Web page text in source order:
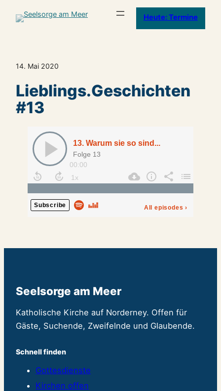
Heute: Termine
14. Mai 2020
Lieblings.Geschichten
#13
Seelsorge am Meer
Katholische Kirche auf Norderney. Offen für
Gäste, Suchende, Zweifelnde und Glaubende.
Schnell finden
Gottesdienste
Kirchen offen